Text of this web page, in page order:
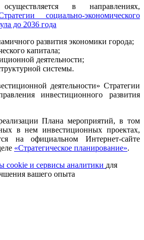
в направлениях,
социально-экономического
до 2036 года
развития экономики города;
капитала;
деятельности;
системы.
деятельности» Стратегии
инвестиционного развития
Плана мероприятий, в том
в нем инвестиционных проектах,
на официальном Интернет-сайте
«Стратегическое планирование».
cookie и сервисы аналитики для
вашего опыта